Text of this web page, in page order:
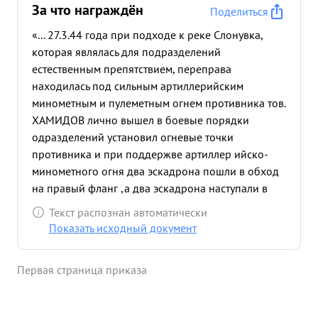
За что награждён
Поделиться
«... 27.3.44 года при подходе к реке Слонувка,
которая являлась для подразделений
естественным препятствием, переправа
находилась под сильным артиллерийским
минометным и пулеметным огнем противника тов.
ХАМИДОВ лично вышел в боевые порядки
одразделений установил огневые точки
противника и при поддержве артиллер ийско-
минометного огня два эскадрона пошли в обход
на правый фланг ,а два эскадрона наступали в
лоб. Противник не ожидая флангового удара 1
был отброшен с правого берега реки.
атаковал подразделения, все контратаки
Текст распознан автоматически
Показать исходный документ
Первая страница приказа